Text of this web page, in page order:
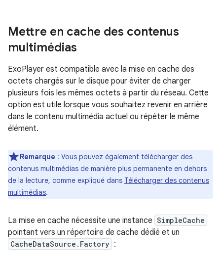
Mettre en cache des contenus
multimédias
ExoPlayer est compatible avec la mise en cache des
octets chargés sur le disque pour éviter de charger
plusieurs fois les mêmes octets à partir du réseau. Cette
option est utile lorsque vous souhaitez revenir en arrière
dans le contenu multimédia actuel ou répéter le même
élément.
Remarque : Vous pouvez également télécharger des
contenus multimédias de manière plus permanente en dehors
de la lecture, comme expliqué dans Télécharger des contenus
multimédias.
La mise en cache nécessite une instance SimpleCache
pointant vers un répertoire de cache dédié et un
CacheDataSource.Factory :